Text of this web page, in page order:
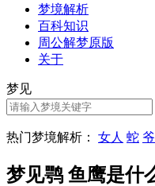
梦境解析
百科知识
周公解梦原版
关于
梦见
热门梦境解析： 女人 蛇
梦见鹗 鱼鹰是什